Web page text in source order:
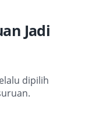
Jadi
dipilih